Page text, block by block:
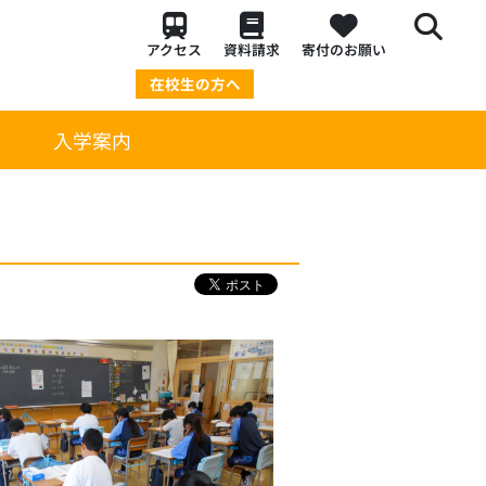
アクセス 資料請求 寄付のお願い
在校生の方へ
入学案内